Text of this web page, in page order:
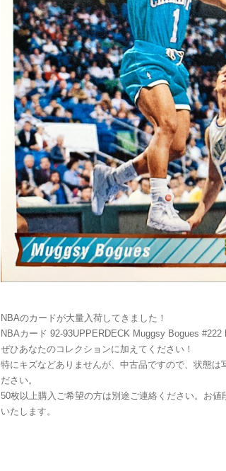
NBAのカードが大量入荷してきました！
NBAカード 92-93UPPERDECK Muggsy Bogues #222
ぜひあなたのコレクションに加えてください！
特にキズなどありませんが、中古品ですので、状態は
ださい。
50枚以上購入ご希望の方は別途ご連絡ください。お値
いたします。